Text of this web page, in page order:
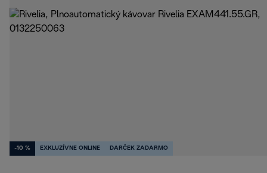
-10 % EXKLUZÍVNE ONLINE DARČEK ZADARMO